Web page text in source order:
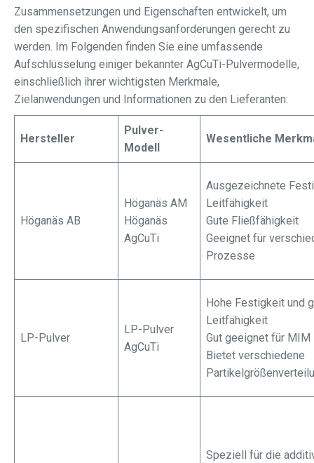
Zusammensetzungen und Eigenschaften entwickelt, um
den spezifischen Anwendungsanforderungen gerecht zu
werden. Im Folgenden finden Sie eine umfassende
Aufschlüsselung einiger bekannter AgCuTi-Pulvermodelle,
einschließlich ihrer wichtigsten Merkmale,
Zielanwendungen und Informationen zu den Lieferanten:
Hersteller
Pulver-
Modell
Wesentliche
Höganäs AB
Höganäs AM
Höganäs
AgCuTi
Ausgezeichnete
Leitfähigkeit
Gute Fließfähigkeit
Geeignet für
Prozesse
LP-Pulver
LP-Pulver
AgCuTi
Hohe Festigkeit und
Leitfähigkeit
Gut geeignet für MIM
Bietet verschiedene
Speziell für die